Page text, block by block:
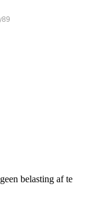
belasting af te